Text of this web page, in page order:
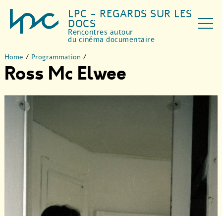
LPC - REGARDS SUR LES
DOCS
Rencontres autour
du cinéma documentaire
Home / Programmation /
Ross Mc Elwee